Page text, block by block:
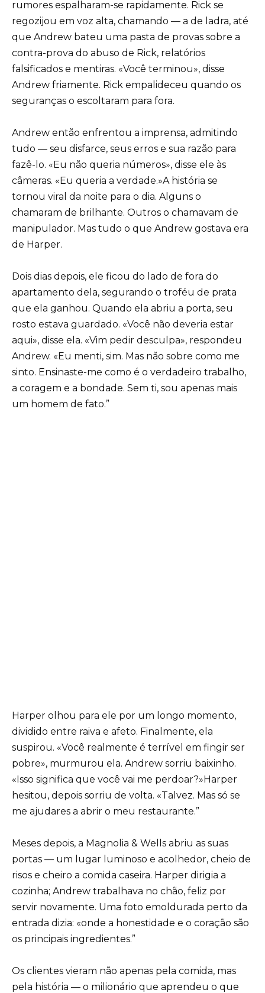
rumores espalharam-se rapidamente. Rick se
regozijou em voz alta, chamando — a de ladra, até
que Andrew bateu uma pasta de provas sobre a
contra-prova do abuso de Rick, relatórios
falsificados e mentiras. «Você terminou», disse
Andrew friamente. Rick empalideceu quando os
seguranças o escoltaram para fora.
Andrew então enfrentou a imprensa, admitindo
tudo — seu disfarce, seus erros e sua razão para
fazê-lo. «Eu não queria números», disse ele às
câmeras. «Eu queria a verdade.»A história se
tornou viral da noite para o dia. Alguns o
chamaram de brilhante. Outros o chamavam de
manipulador. Mas tudo o que Andrew gostava era
de Harper.
Dois dias depois, ele ficou do lado de fora do
apartamento dela, segurando o troféu de prata
que ela ganhou. Quando ela abriu a porta, seu
rosto estava guardado. «Você não deveria estar
aqui», disse ela. «Vim pedir desculpa», respondeu
Andrew. «Eu menti, sim. Mas não sobre como me
sinto. Ensinaste-me como é o verdadeiro trabalho,
a coragem e a bondade. Sem ti, sou apenas mais
um homem de fato.”
Harper olhou para ele por um longo momento,
dividido entre raiva e afeto. Finalmente, ela
suspirou. «Você realmente é terrível em fingir ser
pobre», murmurou ela. Andrew sorriu baixinho.
«Isso significa que você vai me perdoar?»Harper
hesitou, depois sorriu de volta. «Talvez. Mas só se
me ajudares a abrir o meu restaurante.”
Meses depois, a Magnolia & Wells abriu as suas
portas — um lugar luminoso e acolhedor, cheio de
risos e cheiro a comida caseira. Harper dirigia a
cozinha; Andrew trabalhava no chão, feliz por
servir novamente. Uma foto emoldurada perto da
entrada dizia: «onde a honestidade e o coração são
os principais ingredientes.”
Os clientes vieram não apenas pela comida, mas
pela história — o milionário que aprendeu o que